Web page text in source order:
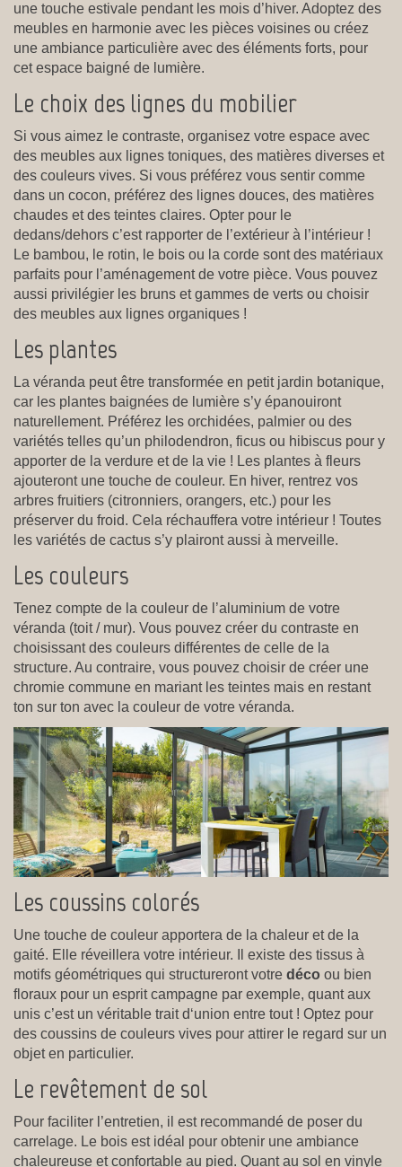
une touche estivale pendant les mois d’hiver. Adoptez des
meubles en harmonie avec les pièces voisines ou créez
une ambiance particulière avec des éléments forts, pour
cet espace baigné de lumière.
Le choix des lignes du mobilier
Si vous aimez le contraste, organisez votre espace avec
des meubles aux lignes toniques, des matières diverses et
des couleurs vives. Si vous préférez vous sentir comme
dans un cocon, préférez des lignes douces, des matières
chaudes et des teintes claires. Opter pour le
dedans/dehors c’est rapporter de l’extérieur à l’intérieur !
Le bambou, le rotin, le bois ou la corde sont des matériaux
parfaits pour l’aménagement de votre pièce. Vous pouvez
aussi privilégier les bruns et gammes de verts ou choisir
des meubles aux lignes organiques !
Les plantes
La véranda peut être transformée en petit jardin botanique,
car les plantes baignées de lumière s’y épanouiront
naturellement. Préférez les orchidées, palmier ou des
variétés telles qu’un philodendron, ficus ou hibiscus pour y
apporter de la verdure et de la vie ! Les plantes à fleurs
ajouteront une touche de couleur. En hiver, rentrez vos
arbres fruitiers (citronniers, orangers, etc.) pour les
préserver du froid. Cela réchauffera votre intérieur ! Toutes
les variétés de cactus s’y plairont aussi à merveille.
Les couleurs
Tenez compte de la couleur de l’aluminium de votre
véranda (toit / mur). Vous pouvez créer du contraste en
choisissant des couleurs différentes de celle de la
structure. Au contraire, vous pouvez choisir de créer une
chromie commune en mariant les teintes mais en restant
ton sur ton avec la couleur de votre véranda.
Les coussins colorés
Une touche de couleur apportera de la chaleur et de la
gaité. Elle réveillera votre intérieur. Il existe des tissus à
motifs géométriques qui structureront votre déco ou bien
floraux pour un esprit campagne par exemple, quant aux
unis c’est un véritable trait d‘union entre tout ! Optez pour
des coussins de couleurs vives pour attirer le regard sur un
objet en particulier.
Le revêtement de sol
Pour faciliter l’entretien, il est recommandé de poser du
carrelage. Le bois est idéal pour obtenir une ambiance
chaleureuse et confortable au pied. Quant au sol en vinyle